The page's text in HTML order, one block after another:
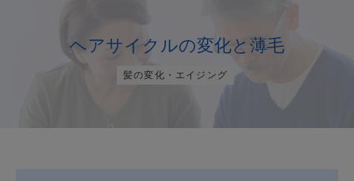
ヘアサイクルの変化と薄毛
髪の変化・エイジング